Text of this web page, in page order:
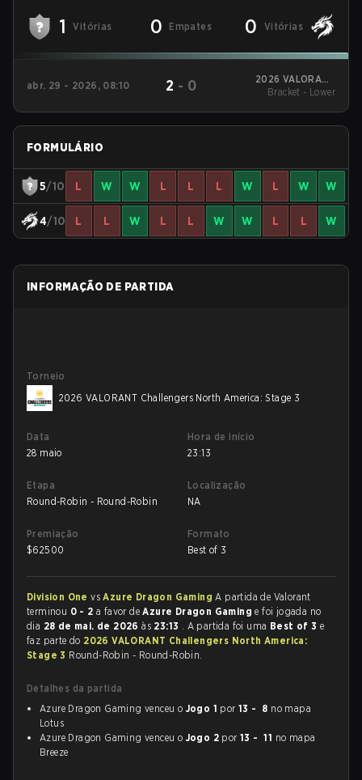
1 Vitórias 0 Empates 0 Vitórias
abr. 29 - 2026, 08:10 2 - 0
2026 VALORANT
Challengers North
Bracket - Lower
FORMULÁRIO
5/10 L W W L L L W L W W
4/10 L L W L L W W L L W
INFORMAÇÃO DE PARTIDA
Torneio
2026 VALORANT Challengers North America: Stage 3
Data
28 maio
Hora de início
23:13
Etapa
Round-Robin - Round-Robin
Localização
NA
Premiação
$62500
Formato
Best of 3
Division OnevsAzure Dragon GamingA partida de Valorant
terminou 0 - 2 a favor deAzure Dragon Gaminge foi jogada no
dia 28 de mai. de 2026às 23:13 . A partida foi uma Best of 3 e
faz parte do 2026 VALORANT Challengers North America:
Stage 3 Round-Robin - Round-Robin.
Detalhes da partida
Azure Dragon Gaming venceu o Jogo 1 por13 - 8 no mapa
Lotus
Azure Dragon Gaming venceu o Jogo 2 por13 - 11 no mapa
Breeze